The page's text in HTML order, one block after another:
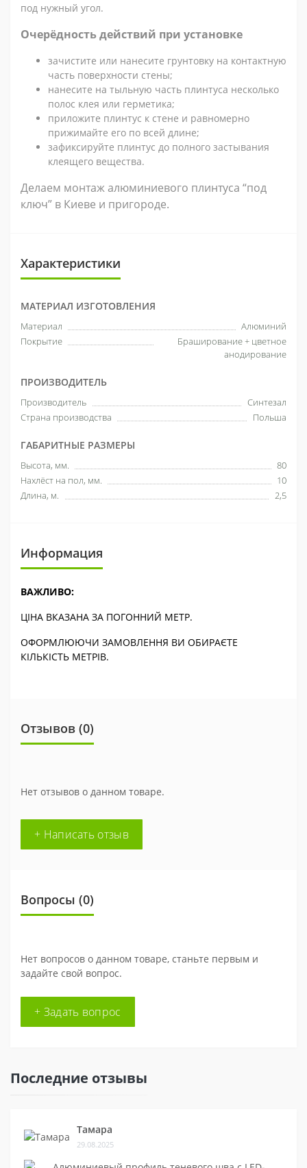
под нужный угол.
Очерёдность действий при установке
зачистите или нанесите грунтовку на контактную
часть поверхности стены;
нанесите на тыльную часть плинтуса несколько
полос клея или герметика;
приложите плинтус к стене и равномерно
прижимайте его по всей длине;
зафиксируйте плинтус до полного застывания
клеящего вещества.
Делаем монтаж алюминиевого плинтуса “под
ключ” в Киеве и пригороде.
Характеристики
МАТЕРИАЛ ИЗГОТОВЛЕНИЯ
Материал
Алюминий
Покрытие
Браширование + цветное
анодирование
ПРОИЗВОДИТЕЛЬ
Производитель
Синтезал
Страна производства
Польша
ГАБАРИТНЫЕ РАЗМЕРЫ
Высота, мм.
80
Нахлёст на пол, мм.
10
Длина, м.
2,5
Информация
ВАЖЛИВО:
ЦІНА ВКАЗАНА ЗА ПОГОННИЙ МЕТР.
ОФОРМЛЮЮЧИ ЗАМОВЛЕННЯ ВИ ОБИРАЄТЕ
КІЛЬКІСТЬ МЕТРІВ.
Отзывов (0)
Нет отзывов о данном товаре.
+ Написать отзыв
Вопросы (0)
Нет вопросов о данном товаре, станьте первым и
задайте свой вопрос.
+ Задать вопрос
Последние отзывы
Тамара
29.08.2025